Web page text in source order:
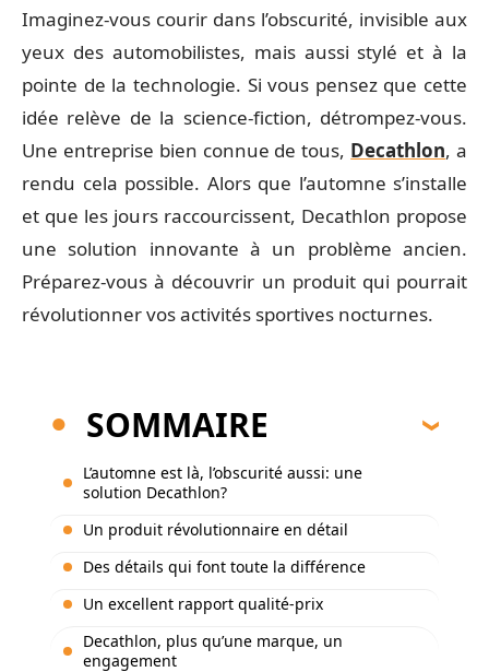
Imaginez-vous courir dans l’obscurité, invisible aux
yeux des automobilistes, mais aussi stylé et à la
pointe de la technologie. Si vous pensez que cette
idée relève de la science-fiction, détrompez-vous.
Une entreprise bien connue de tous, Decathlon, a
rendu cela possible. Alors que l’automne s’installe
et que les jours raccourcissent, Decathlon propose
une solution innovante à un problème ancien.
Préparez-vous à découvrir un produit qui pourrait
révolutionner vos activités sportives nocturnes.
SOMMAIRE
L’automne est là, l’obscurité aussi: une
solution Decathlon?
Un produit révolutionnaire en détail
Des détails qui font toute la différence
Un excellent rapport qualité-prix
Decathlon, plus qu’une marque, un
engagement